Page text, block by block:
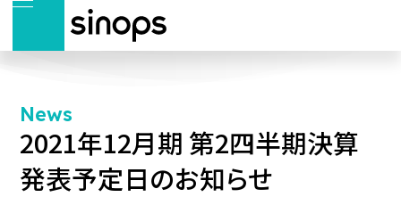
News
2021年12月期 第2四半期決算
発表予定日のお知らせ